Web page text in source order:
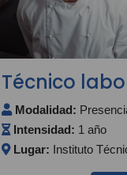
Técnico
Modalidad:
Intensidad: 1 año
Lugar: Instituto